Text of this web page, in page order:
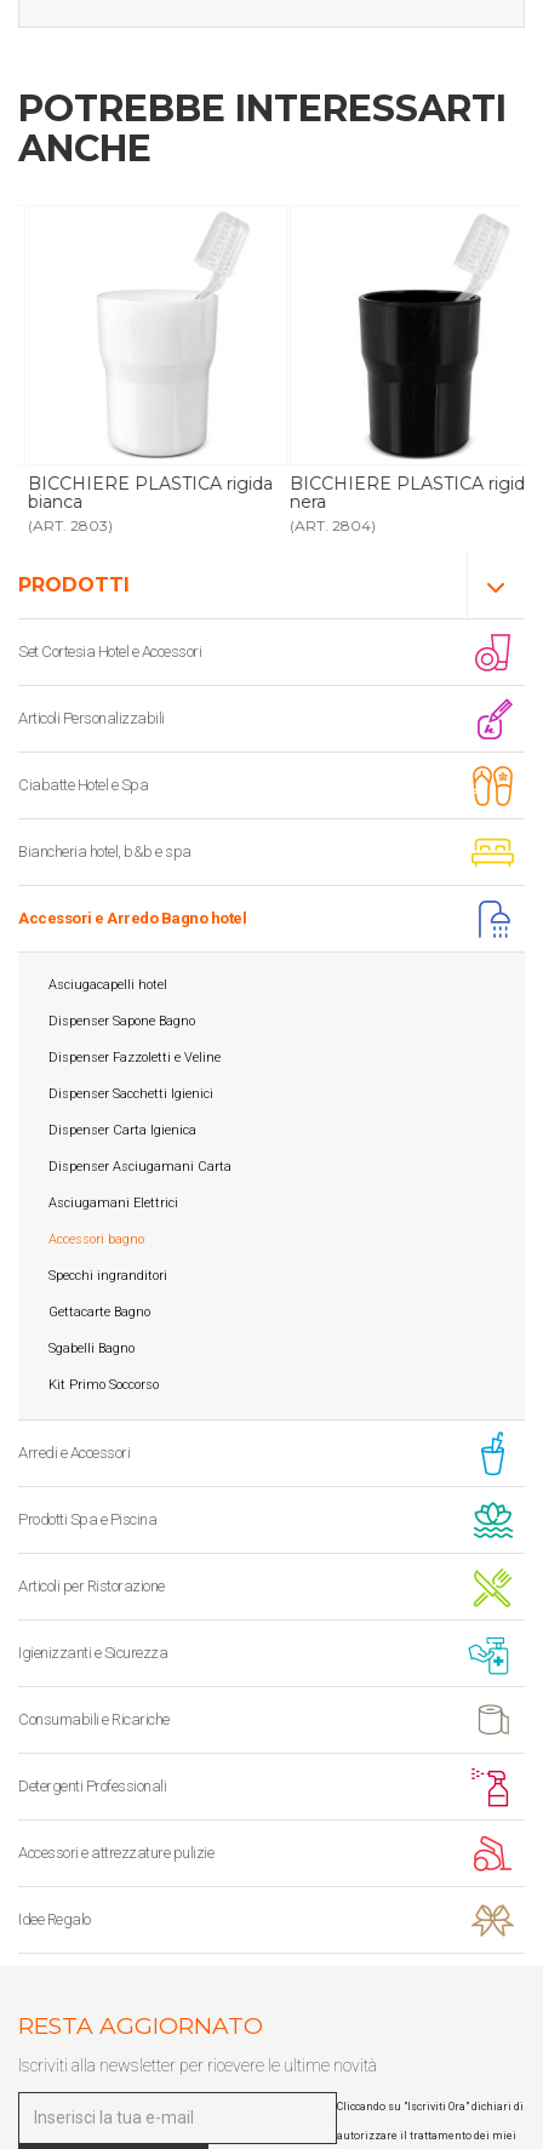
PRODOTTI
Set Cortesia Hotel e Accessori
Articoli Personalizzabili
Ciabatte Hotel e Spa
Biancheria hotel, b&b e spa
Accessori e Arredo Bagno hotel
Asciugacapelli hotel
Dispenser Sapone Bagno
Dispenser Fazzoletti e Veline
Dispenser Sacchetti Igienici
Dispenser Carta Igienica
Dispenser Asciugamani Carta
Asciugamani Elettrici
Accessori bagno
Specchi ingranditori
Gettacarte Bagno
Sgabelli Bagno
Kit Primo Soccorso
Arredi e Accessori
Prodotti Spa e Piscina
Articoli per Ristorazione
Igienizzanti e Sicurezza
Consumabili e Ricariche
Detergenti Professionali
Accessori e attrezzature pulizie
Idee Regalo
POTREBBE INTERESSARTI
ANCHE
BICCHIERE PLASTICA rigida
bianca
(ART. 2803)
BICCHIERE PLASTICA rigida
nera
(ART. 2804)
RESTA AGGIORNATO
Iscriviti alla newsletter per ricevere le ultime novità
Cliccando su "Iscriviti Ora" dichiari di
autorizzare il trattamento dei miei